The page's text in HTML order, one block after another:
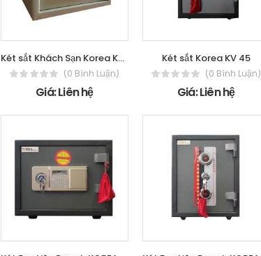
Két sắt Khách Sạn Korea KV26
(0 Bình Luận)
Giá: Liên hệ
Két sắt Korea KV 45
(0 Bình Luận)
Giá: Liên hệ